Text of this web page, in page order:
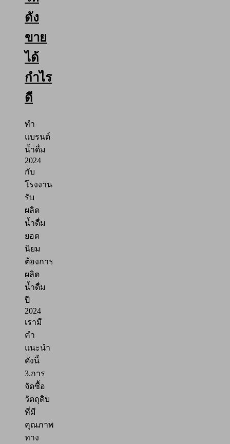
ดัง
ขาย
ได้
กำไร
ดี
ทำ
แบรนด์
น้ำดื่ม
2024
กับ
โรงงาน
รับ
ผลิต
น้ำดื่ม
ยอด
นิยม
ต้องการ
ผลิต
น้ำดื่ม
ปี
2024
เรามี
คำ
แนะนำ
ดังนี้
3.การ
จัดซื้อ
วัตถุดิบ
ที่มี
คุณภาพ
ทาง